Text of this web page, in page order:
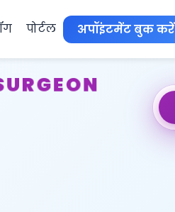
पोर्टल अपॉइंटमेंट बुक करें